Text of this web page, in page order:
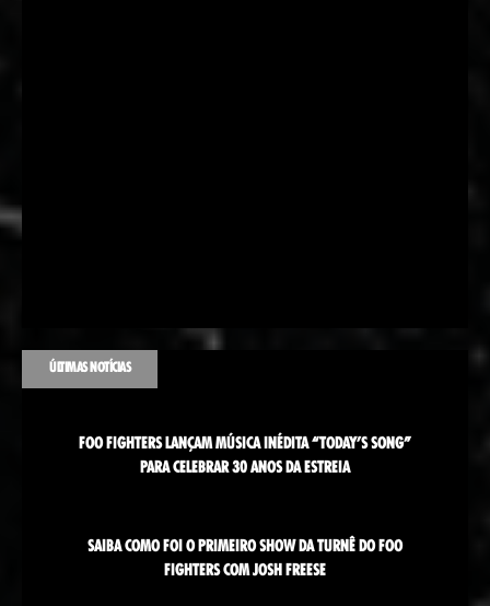
ÚLTIMAS NOTÍCIAS
FOO FIGHTERS LANÇAM MÚSICA INÉDITA “TODAY’S SONG”
PARA CELEBRAR 30 ANOS DA ESTREIA
SAIBA COMO FOI O PRIMEIRO SHOW DA TURNÊ DO FOO
FIGHTERS COM JOSH FREESE